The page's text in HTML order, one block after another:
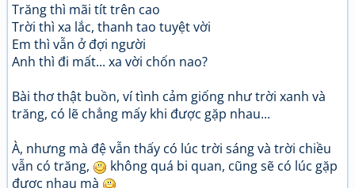
Trăng thì mãi tít trên cao
Trời thì xa lắc, thanh tao tuyệt vời
Em thì vẫn ở đợi người
Anh thì đi mất... xa vời chốn nao?
Bài thơ thật buồn, ví tình cảm giống như trời xanh và
trăng, có lẽ chẳng mấy khi được gặp nhau...
À, nhưng mà đệ vẫn thấy có lúc trời sáng và trời chiều
vẫn có trăng,
không quá bi quan, cũng sẽ có lúc gặp
được nhau mà